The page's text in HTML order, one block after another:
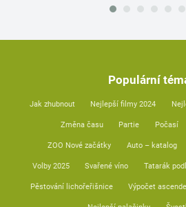
Populární
Jak zhubnout Nejlepší filmy 2024
Změna času Partie Počasí
ZOO Nové začátky Auto – katalog
Volby 2025 Svařené víno Tatarák
Pěstování lichořeřišnice Výpočet